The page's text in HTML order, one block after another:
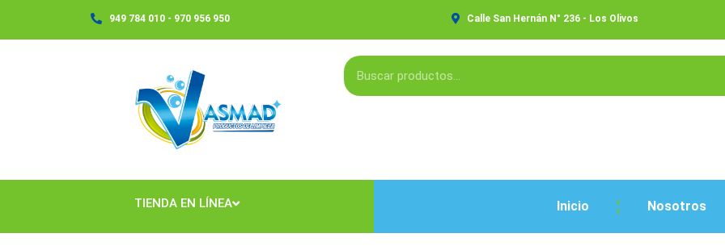
949 784 010 - 970 956 950 Calle San Hernán N° 236 - Los Olivos
TIENDA EN LÍNEA Inicio Nosotros